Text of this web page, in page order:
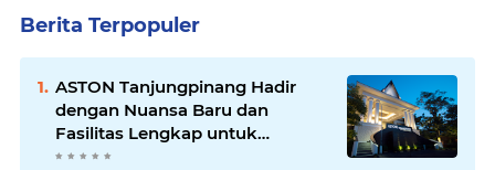
Berita Terpopuler
ASTON Tanjungpinang Hadir
dengan Nuansa Baru dan
Fasilitas Lengkap untuk
Kenyamanan Tamu